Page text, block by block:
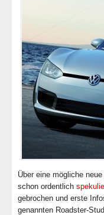
Über eine mögliche
schon ordentlich
gebrochen und erste
genannten Roadster-